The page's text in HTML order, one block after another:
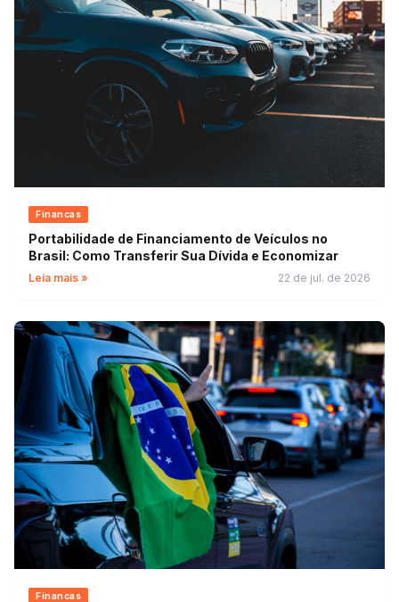
Financas
Portabilidade de Financiamento de Veículos no
Brasil: Como Transferir Sua Dívida e Economizar
Leia mais » 22 de jul. de 2026
Financas